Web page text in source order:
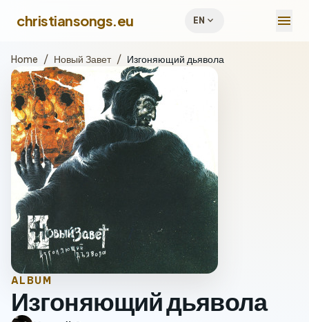
christiansongs.eu EN expand_more menu
Home / Новый Завет / Изгоняющий дьявола
ALBUM
Изгоняющий дьявола